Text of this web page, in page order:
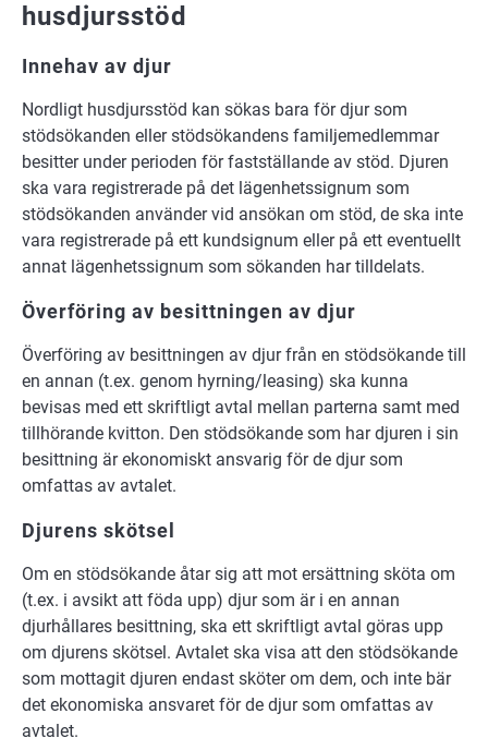
husdjursstöd
Innehav av djur
Nordligt husdjursstöd kan sökas bara för djur som
stödsökanden eller stödsökandens familjemedlemmar
besitter under perioden för fastställande av stöd. Djuren
ska vara registrerade på det lägenhetssignum som
stödsökanden använder vid ansökan om stöd, de ska inte
vara registrerade på ett kundsignum eller på ett eventuellt
annat lägenhetssignum som sökanden har tilldelats.
Överföring av besittningen av djur
Överföring av besittningen av djur från en stödsökande till
en annan (t.ex. genom hyrning/leasing) ska kunna
bevisas med ett skriftligt avtal mellan parterna samt med
tillhörande kvitton. Den stödsökande som har djuren i sin
besittning är ekonomiskt ansvarig för de djur som
omfattas av avtalet.
Djurens skötsel
Om en stödsökande åtar sig att mot ersättning sköta om
(t.ex. i avsikt att föda upp) djur som är i en annan
djurhållares besittning, ska ett skriftligt avtal göras upp
om djurens skötsel. Avtalet ska visa att den stödsökande
som mottagit djuren endast sköter om dem, och inte bär
det ekonomiska ansvaret för de djur som omfattas av
avtalet.